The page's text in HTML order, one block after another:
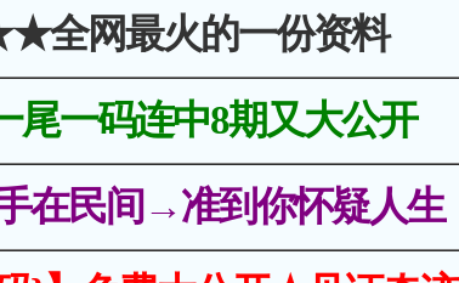
全网最火的一份资料
尾一码连中8期又大公开
在民间→准到你怀疑人生